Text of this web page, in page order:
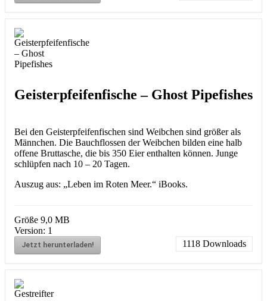
Geisterpfeifenfische – Ghost Pipefishes
Bei den Geisterpfeifenfischen sind Weibchen sind größer als
Männchen. Die Bauchflossen der Weibchen bilden eine halb
offene Bruttasche, die bis 350 Eier enthalten können. Junge
schlüpfen nach 10 – 20 Tagen.
Auszug aus: „Leben im Roten Meer.“ iBooks.
Größe 9,0 MB
Version: 1
Jetzt herunterladen! 1118 Downloads